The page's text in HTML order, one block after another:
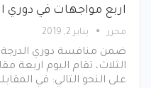
اربع مواجهات في دوري
محرر يناير 2, 2019
ضمن منافسة دوري الدرجة
الثلاث، تقام اليوم
على النحو التالي: في